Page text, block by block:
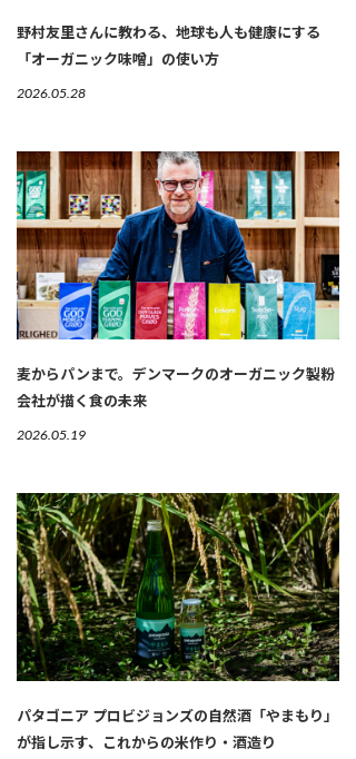
野村友里さんに教わる、地球も人も健康にする
「オーガニック味噌」の使い方
2026.05.28
麦からパンまで。デンマークのオーガニック製粉
会社が描く食の未来
2026.05.19
パタゴニア プロビジョンズの自然酒「やまもり」
が指し示す、これからの米作り・酒造り